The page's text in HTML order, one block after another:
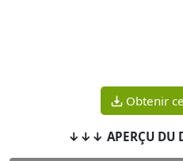
Obtenir
↓↓↓ APERÇU DU